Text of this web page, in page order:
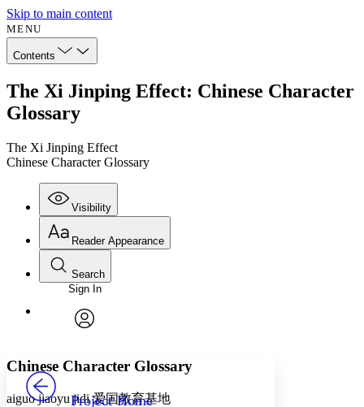
Skip to main content
MENU
Contents
The Xi Jinping Effect: Chinese Character
Glossary
The Xi Jinping Effect
Chinese Character Glossary
Visibility
Annotations
Others
Reader Appearance
Font
Font style
Decrease font size
Search
Enter search criteria
Search within:
PROJECT
Sign In
Project Home
Chinese Character Glossary
aiguo jiaoyu jidi 爱国教育基地